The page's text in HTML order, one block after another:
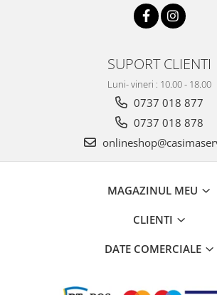
SUPORT CLIENTI
Luni- vineri : 10.00 - 18.00
0737 018 877
0737 018 878
MAGAZINUL MEU
CLIENTI
DATE COMERCIALE